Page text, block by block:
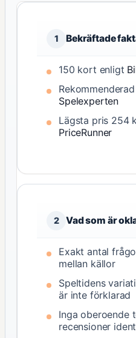
1 Bekräftade
150 kort enligt
Spelexperten
Lägsta pris 254
PriceRunner
2 Vad som är
Exakt antal
mellan källor
Speltidens
är inte förklarad
Inga oberoende
recensioner